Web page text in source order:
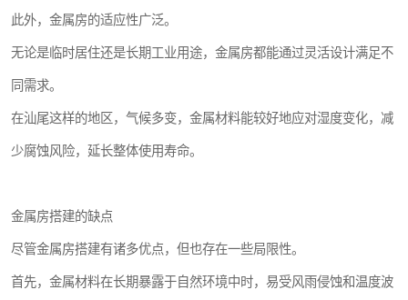
此外，金属房的适应性广泛。
无论是临时居住还是长期工业用途，金属房都能通过灵活设计满足不
同需求。
在汕尾这样的地区，气候多变，金属材料能较好地应对湿度变化，减
少腐蚀风险，延长整体使用寿命。
金属房搭建的缺点
尽管金属房搭建有诸多优点，但也存在一些局限性。
首先，金属材料在长期暴露于自然环境中时，易受风雨侵蚀和温度波